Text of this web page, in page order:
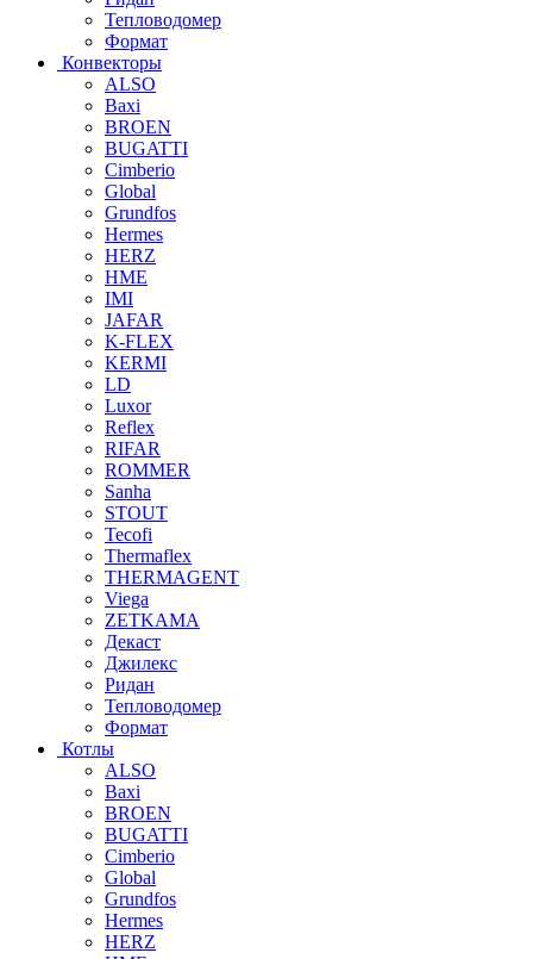
Тепловодомер
Формат
Конвекторы
ALSO
Baxi
BROEN
BUGATTI
Cimberio
Global
Grundfos
Hermes
HERZ
HME
IMI
JAFAR
K-FLEX
KERMI
LD
Luxor
Reflex
RIFAR
ROMMER
Sanha
STOUT
Tecofi
Thermaflex
THERMAGENT
Viega
ZETKAMA
Декаст
Джилекс
Ридан
Тепловодомер
Формат
Котлы
ALSO
Baxi
BROEN
BUGATTI
Cimberio
Global
Grundfos
Hermes
HERZ